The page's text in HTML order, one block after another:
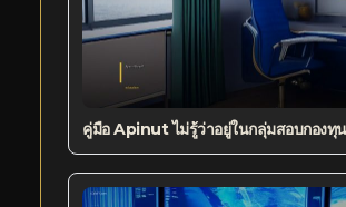
คู่มือ Apinut ไม่รู้ว่าอยู่ในกลุ่มสอบกองทุ